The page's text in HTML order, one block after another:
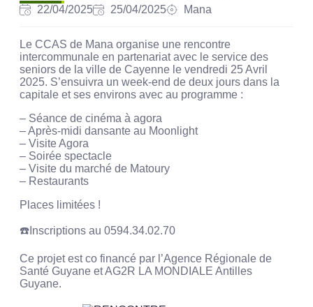
22/04/2025 25/04/2025 Mana
Le CCAS de Mana organise une rencontre
intercommunale en partenariat avec le service des
seniors de la ville de Cayenne le vendredi 25 Avril
2025. S’ensuivra un week-end de deux jours dans la
capitale et ses environs avec au programme :
– Séance de cinéma à agora
– Après-midi dansante au Moonlight
– Visite Agora
– Soirée spectacle
– Visite du marché de Matoury
– Restaurants
Places limitées !
☎️Inscriptions au 0594.34.02.70
Ce projet est co financé par l’Agence Régionale de
Santé Guyane et AG2R LA MONDIALE Antilles
Guyane.